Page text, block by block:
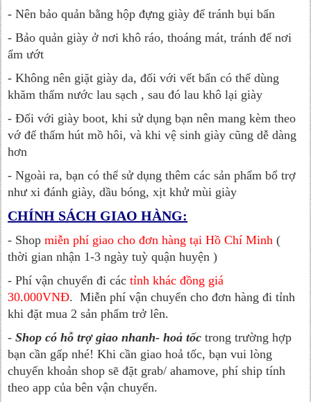
- Nên bảo quản bằng hộp đựng giày để tránh bụi bẩn
- Bảo quản giày ở nơi khô ráo, thoáng mát, tránh để nơi
ẩm ướt
- Không nên giặt giày da, đối với vết bẩn có thể dùng
khăm thấm nước lau sạch , sau đó lau khô lại giày
- Đối với giày boot, khi sử dụng bạn nên mang kèm theo
vớ để thấm hút mồ hôi, và khi vệ sinh giày cũng dễ dàng
hơn
- Ngoài ra, bạn có thể sử dụng thêm các sản phẩm bổ trợ
như xi đánh giày, dầu bóng, xịt khử mùi giày
CHÍNH SÁCH GIAO HÀNG:
- Shopmiễn phí giao cho đơn hàng tại Hồ Chí Minh (
thời gian nhận 1-3 ngày tuỳ quận huyện )
- Phí vận chuyển đi cáctỉnh khác đồng giá
30.000VNĐ. Miễn phí vận chuyển cho đơn hàng đi tỉnh
khi đặt mua 2 sản phẩm trở lên.
-Shop có hỗ trợ giao nhanh- hoả tốc trong trường hợp
bạn cần gấp nhé! Khi cần giao hoả tốc, bạn vui lòng
chuyển khoản shop sẽ đặt grab/ ahamove, phí ship tính
theo app của bên vận chuyển.